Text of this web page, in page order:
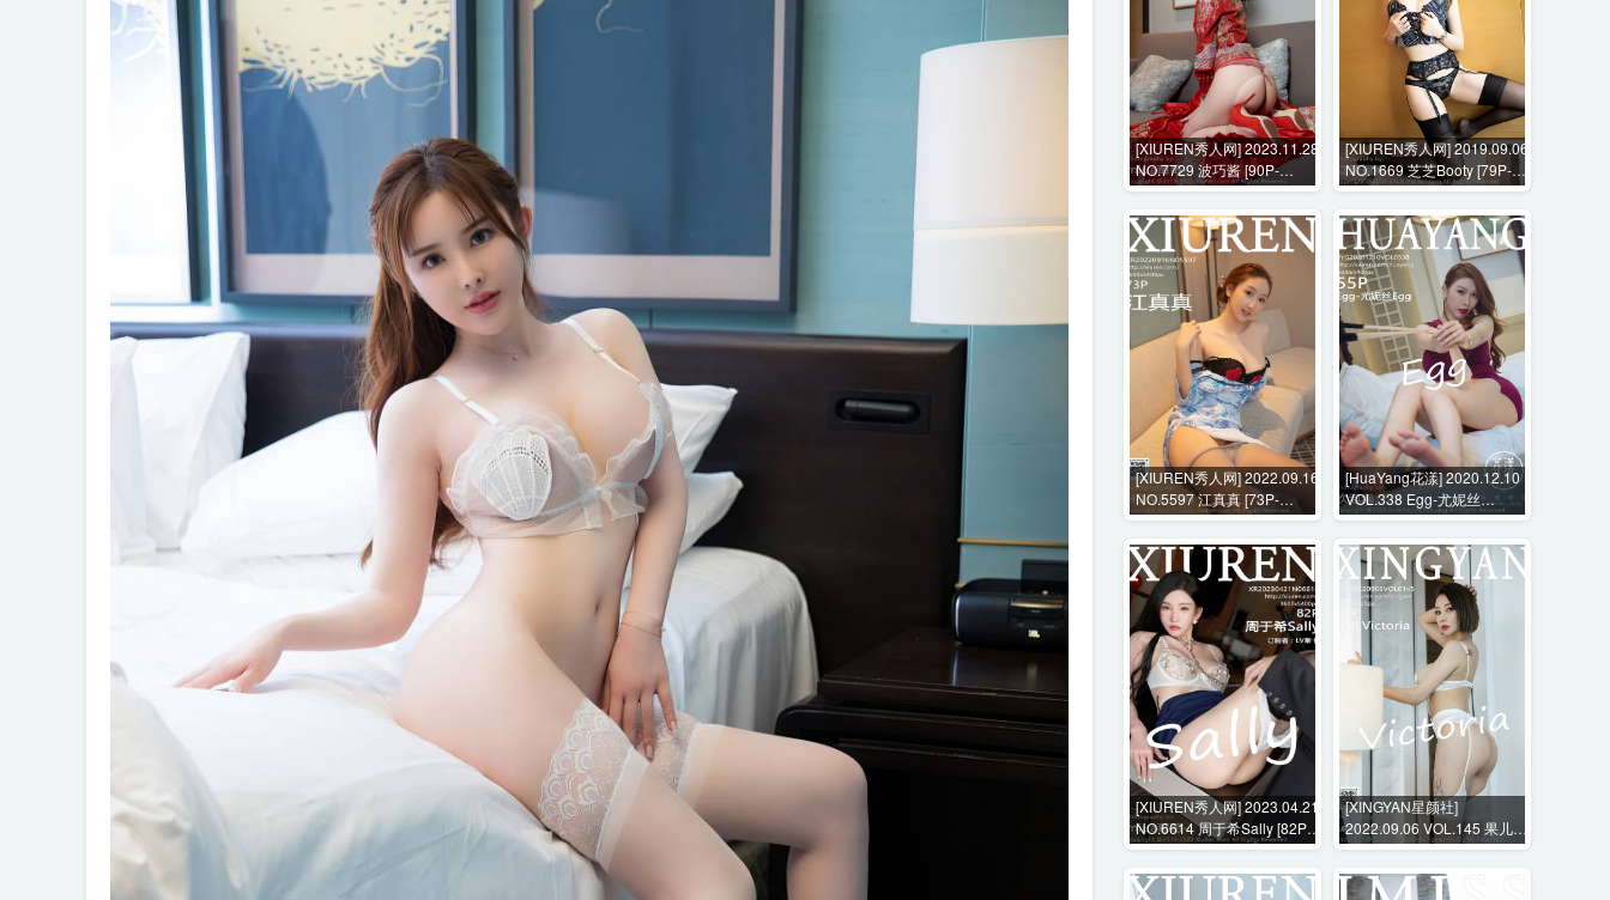
[XIUREN秀人网] 2023.11.28
NO.7729 波巧酱 [90P-
946MB]
[XIUREN秀人网] 2019.09.06
NO.1669 芝芝Booty [79P-
494MB]
[XIUREN秀人网] 2022.09.16
NO.5597 江真真 [73P-
730MB]
[HuaYang花漾] 2020.12.10
VOL.338 Egg-尤妮丝
Egg[55P-689MB]
[XIUREN秀人网] 2023.04.21
NO.6614 周于希Sally [82P-
755MB]
[XINGYAN星颜社]
2022.09.06 VOL.145 果儿
Victoria [68P-543MB]